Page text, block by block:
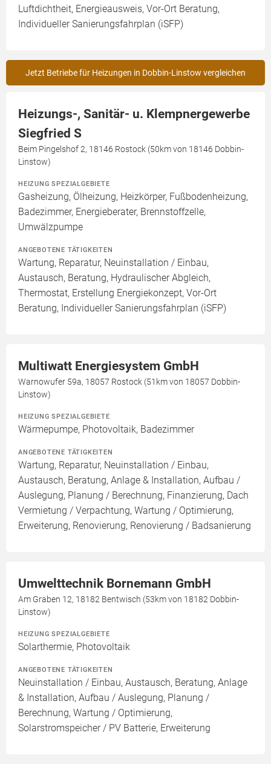
Luftdichtheit, Energieausweis, Vor-Ort Beratung,
Individueller Sanierungsfahrplan (iSFP)
Jetzt Betriebe für Heizungen in Dobbin-Linstow vergleichen
Heizungs-, Sanitär- u. Klempnergewerbe
Siegfried S
Beim Pingelshof 2, 18146 Rostock (50km von 18146 Dobbin-
Linstow)
HEIZUNG SPEZIALGEBIETE
Gasheizung, Ölheizung, Heizkörper, Fußbodenheizung,
Badezimmer, Energieberater, Brennstoffzelle,
Umwälzpumpe
ANGEBOTENE TÄTIGKEITEN
Wartung, Reparatur, Neuinstallation / Einbau,
Austausch, Beratung, Hydraulischer Abgleich,
Thermostat, Erstellung Energiekonzept, Vor-Ort
Beratung, Individueller Sanierungsfahrplan (iSFP)
Multiwatt Energiesystem GmbH
Warnowufer 59a, 18057 Rostock (51km von 18057 Dobbin-
Linstow)
HEIZUNG SPEZIALGEBIETE
Wärmepumpe, Photovoltaik, Badezimmer
ANGEBOTENE TÄTIGKEITEN
Wartung, Reparatur, Neuinstallation / Einbau,
Austausch, Beratung, Anlage & Installation, Aufbau /
Auslegung, Planung / Berechnung, Finanzierung, Dach
Vermietung / Verpachtung, Wartung / Optimierung,
Erweiterung, Renovierung, Renovierung / Badsanierung
Umwelttechnik Bornemann GmbH
Am Graben 12, 18182 Bentwisch (53km von 18182 Dobbin-
Linstow)
HEIZUNG SPEZIALGEBIETE
Solarthermie, Photovoltaik
ANGEBOTENE TÄTIGKEITEN
Neuinstallation / Einbau, Austausch, Beratung, Anlage
& Installation, Aufbau / Auslegung, Planung /
Berechnung, Wartung / Optimierung,
Solarstromspeicher / PV Batterie, Erweiterung